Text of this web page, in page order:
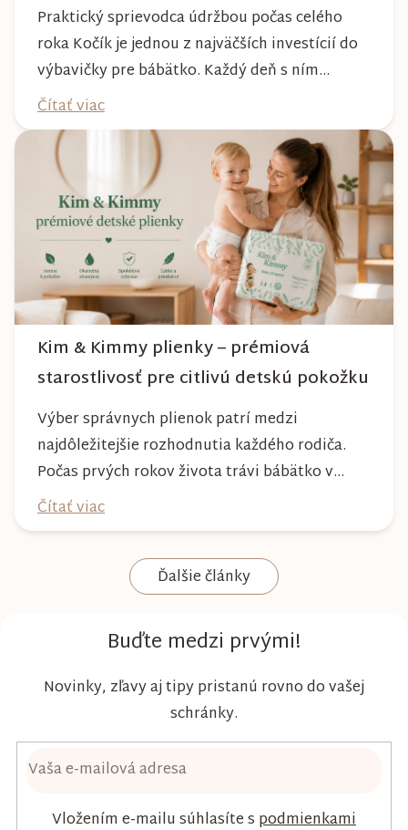
Praktický sprievodca údržbou počas celého
roka Kočík je jednou z najväčších investícií do
výbavičky pre bábätko. Každý deň s ním
absolvujete prechádzky po meste, v parkoch,
na lesných chodníkoch aj počas nepriaznivého
počasia. Pravidelnou starostlivosťou si však
môžete byť istí, že vám bude spoľahlivo slúžiť
dlhé roky a zachová si svoj krásny vzhľ...
Čítať viac
Kim & Kimmy plienky – prémiová
starostlivosť pre citlivú detskú pokožku
Výber správnych plienok patrí medzi
najdôležitejšie rozhodnutia každého rodiča.
Počas prvých rokov života trávi bábätko v
plienke väčšinu dňa, preto by mala poskytovať
nielen spoľahlivú ochranu, ale aj maximálny
komfort a šetrnosť k citlivej pokožke. Plienky
Kim & Kimmy boli vyvinuté s dôrazom na
Čítať viac
Ďalšie články
Buďte medzi prvými!
Novinky, zľavy aj tipy pristanú rovno do vašej
schránky.
Vložením e-mailu súhlasíte s podmienkami